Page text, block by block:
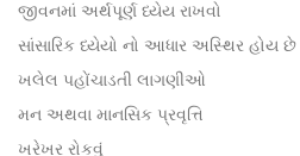
જીવનમાં અર્થપૂર્ણ ધ્યેય રાખવો
સાંસારિક ધ્યેયો નો આધાર અસ્થિર હોય છે
ખલેલ પહોંચાડતી લાગણીઓ
મન અથવા માનસિક પ્રવૃત્તિ
ખરેખર રોકવું